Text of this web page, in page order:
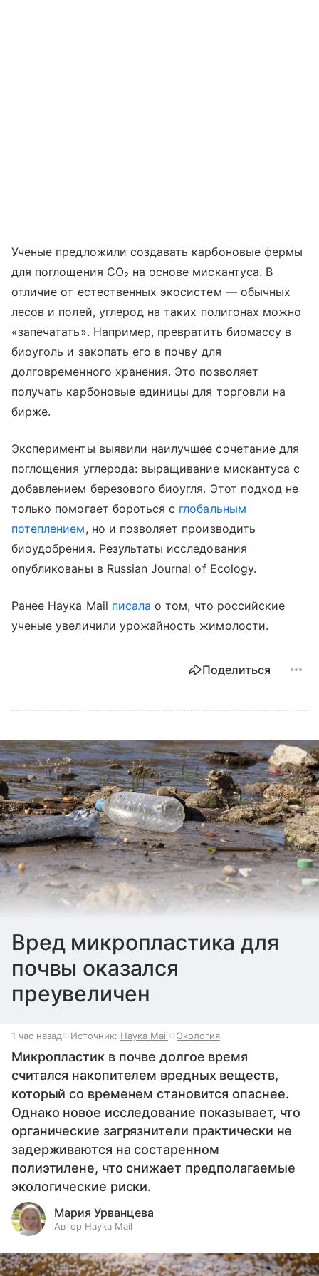
Ученые предложили создавать карбоновые фермы
для поглощения СО₂ на основе мискантуса. В
отличие от естественных экосистем — обычных
лесов и полей, углерод на таких полигонах можно
«запечатать». Например, превратить биомассу в
биоуголь и закопать его в почву для
долговременного хранения. Это позволяет
получать карбоновые единицы для торговли на
бирже.
Эксперименты выявили наилучшее сочетание для
поглощения углерода: выращивание мискантуса с
добавлением березового биоугля. Этот подход не
только помогает бороться с глобальным
потеплением, но и позволяет производить
биоудобрения. Результаты исследования
опубликованы в Russian Journal of Ecology.
Ранее Наука Mail писала о том, что российские
ученые увеличили урожайность жимолости.
Поделиться
Вред микропластика для
почвы оказался
преувеличен
1 час назад Источник: Наука Mail Экология
Микропластик в почве долгое время
считался накопителем вредных веществ,
который со временем становится опаснее.
Однако новое исследование показывает, что
органические загрязнители практически не
задерживаются на состаренном
полиэтилене, что снижает предполагаемые
экологические риски.
Мария Урванцева
Автор Наука Mail